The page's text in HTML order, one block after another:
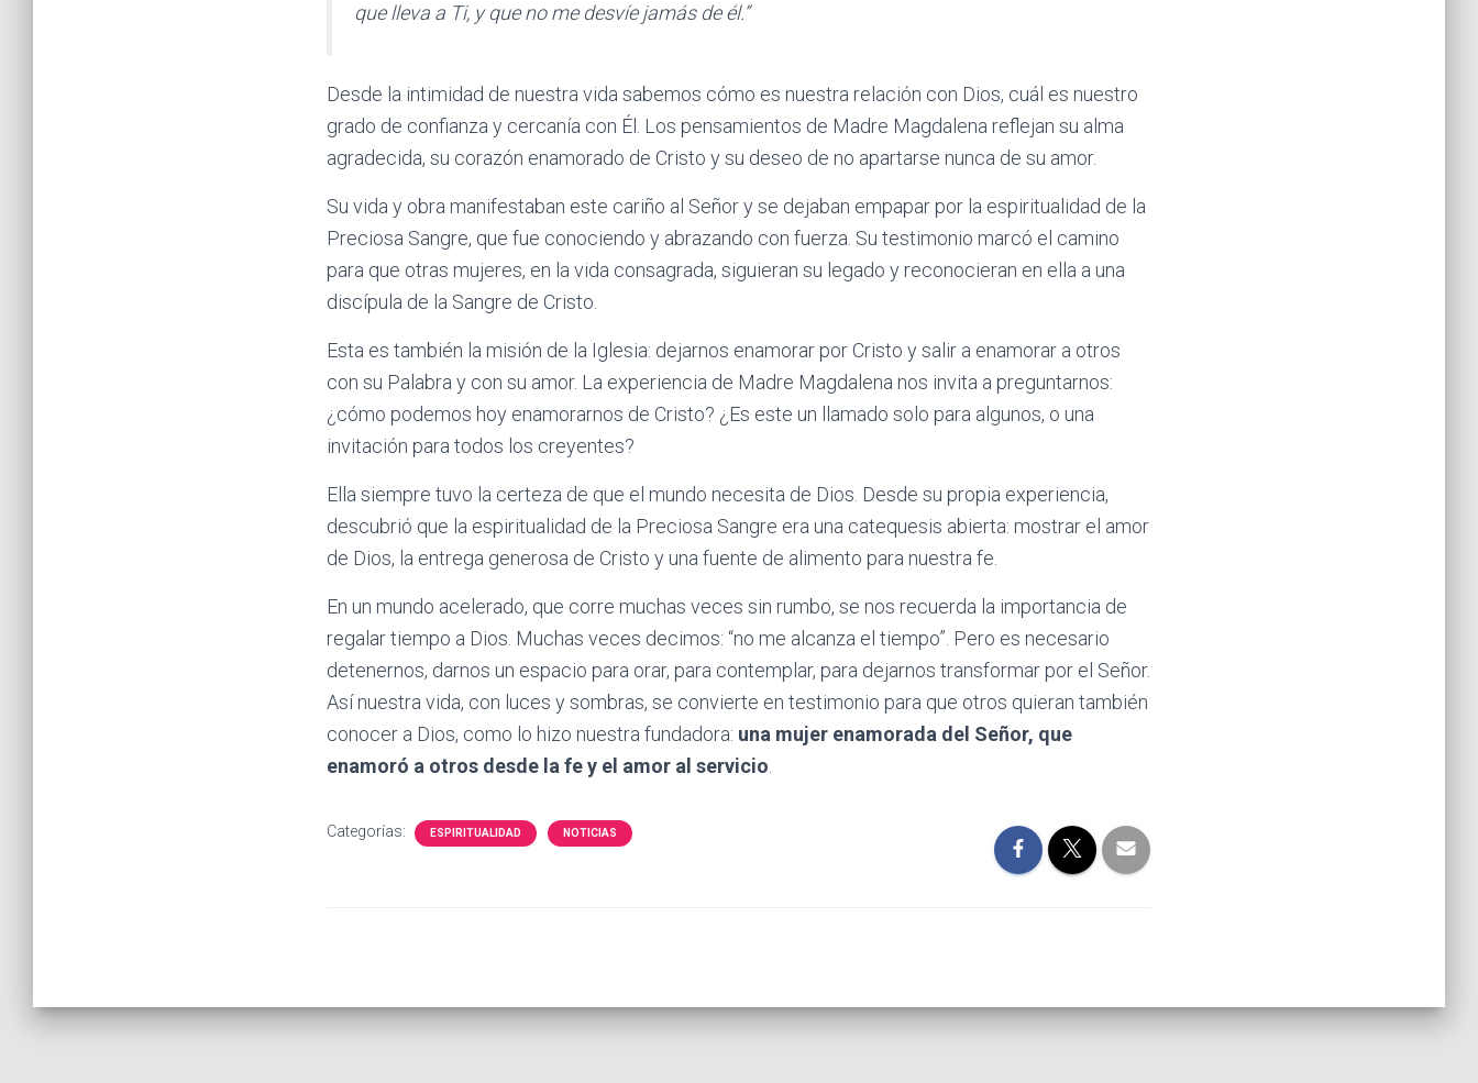
que lleva a Ti, y que no me desvíe jamás de él.”
Desde la intimidad de nuestra vida sabemos cómo es nuestra relación con Dios, cuál es nuestro
grado de confianza y cercanía con Él. Los pensamientos de Madre Magdalena reflejan su alma
agradecida, su corazón enamorado de Cristo y su deseo de no apartarse nunca de su amor.
Su vida y obra manifestaban este cariño al Señor y se dejaban empapar por la espiritualidad de la
Preciosa Sangre, que fue conociendo y abrazando con fuerza. Su testimonio marcó el camino
para que otras mujeres, en la vida consagrada, siguieran su legado y reconocieran en ella a una
discípula de la Sangre de Cristo.
Esta es también la misión de la Iglesia: dejarnos enamorar por Cristo y salir a enamorar a otros
con su Palabra y con su amor. La experiencia de Madre Magdalena nos invita a preguntarnos:
¿cómo podemos hoy enamorarnos de Cristo? ¿Es este un llamado solo para algunos, o una
invitación para todos los creyentes?
Ella siempre tuvo la certeza de que el mundo necesita de Dios. Desde su propia experiencia,
descubrió que la espiritualidad de la Preciosa Sangre era una catequesis abierta: mostrar el amor
de Dios, la entrega generosa de Cristo y una fuente de alimento para nuestra fe.
En un mundo acelerado, que corre muchas veces sin rumbo, se nos recuerda la importancia de
regalar tiempo a Dios. Muchas veces decimos: “no me alcanza el tiempo”. Pero es necesario
detenernos, darnos un espacio para orar, para contemplar, para dejarnos transformar por el Señor.
Así nuestra vida, con luces y sombras, se convierte en testimonio para que otros quieran también
conocer a Dios, como lo hizo nuestra fundadora: una mujer enamorada del Señor, que
enamoró a otros desde la fe y el amor al servicio
Categorías: ESPIRITUALIDAD NOTICIAS